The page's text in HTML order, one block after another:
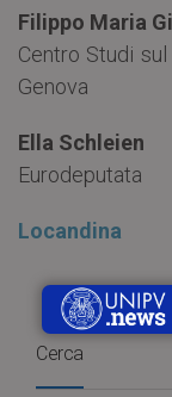
Filippo Maria
Centro Studi
Genova
Ella Schleien
Eurodeputata
Locandina
Cerca